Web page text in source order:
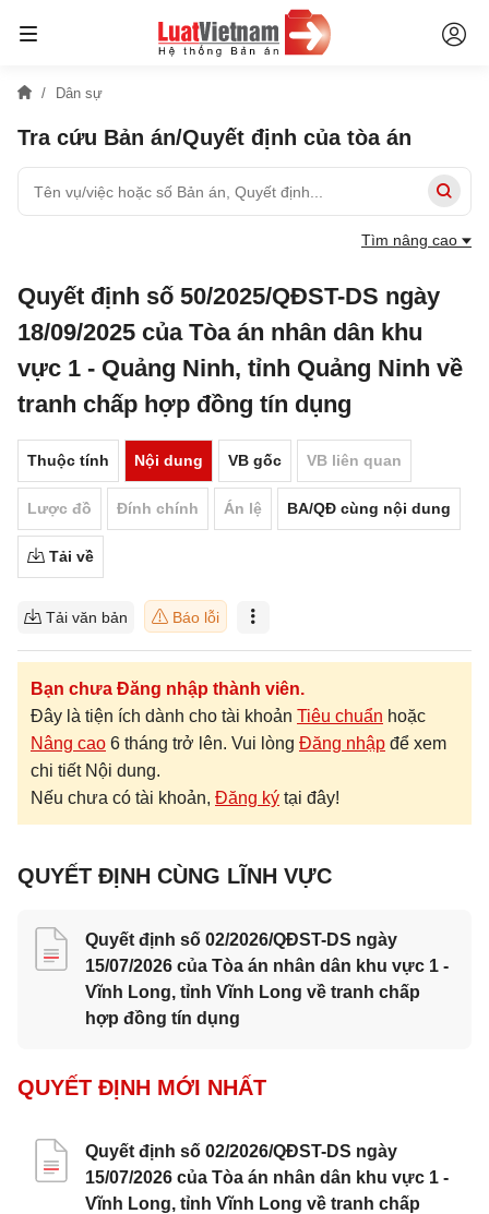
Dân sự
Tra cứu Bản án/Quyết định của tòa án
Tìm nâng cao
Quyết định số 50/2025/QĐST-DS ngày
18/09/2025 của Tòa án nhân dân khu
vực 1 - Quảng Ninh, tỉnh Quảng Ninh về
tranh chấp hợp đồng tín dụng
Thuộc tính Nội dung VB gốc VB liên quan
Lược đồ Đính chính Án lệ BA/QĐ cùng nội dung
Tải về
Tải văn bản Báo lỗi
Bạn chưa Đăng nhập thành viên.
Đây là tiện ích dành cho tài khoản Tiêu chuẩn hoặc
Nâng cao 6 tháng trở lên. Vui lòng Đăng nhập để xem
chi tiết Nội dung.
Nếu chưa có tài khoản, Đăng ký tại đây!
QUYẾT ĐỊNH CÙNG LĨNH VỰC
Quyết định số 02/2026/QĐST-DS ngày
15/07/2026 của Tòa án nhân dân khu vực 1 -
Vĩnh Long, tỉnh Vĩnh Long về tranh chấp
hợp đồng tín dụng
QUYẾT ĐỊNH MỚI NHẤT
Quyết định số 02/2026/QĐST-DS ngày
15/07/2026 của Tòa án nhân dân khu vực 1 -
Vĩnh Long, tỉnh Vĩnh Long về tranh chấp